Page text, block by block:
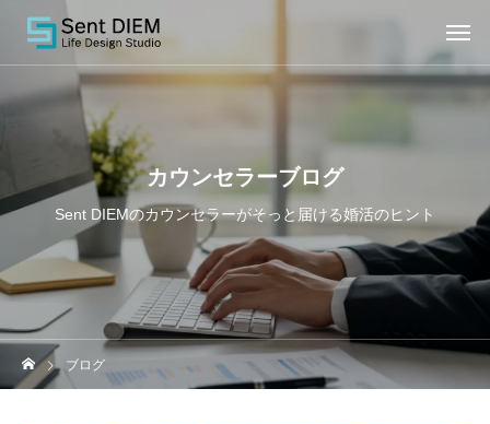
カウンセラーブログ
Sent DIEMのカウンセラーがそっと届ける婚活のヒント
ブログ